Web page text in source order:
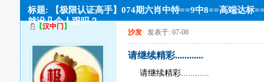
标题: 【极限认证高手】074期六肖中特==9中8==高端达标
就没几个人跟吗？
【汉中门】
沙发 发表于: 07-08
请继续精彩............
请继续精彩............